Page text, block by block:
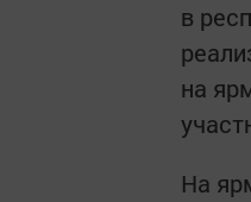
в
на
На